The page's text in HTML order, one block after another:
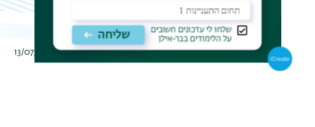
[2] R. Kumar, A. Haug,et al.,
arXiv: 2405.19405
תאריך עדכון אחרון : 13/07/2024